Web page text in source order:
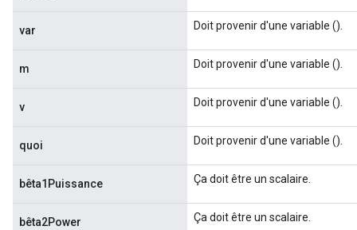
var Doit provenir d'une variable ().
m Doit provenir d'une variable ().
v Doit provenir d'une variable ().
quoi Doit provenir d'une variable ().
bêta1Puissance Ça doit être un scalaire.
bêta2Power Ça doit être un scalaire.